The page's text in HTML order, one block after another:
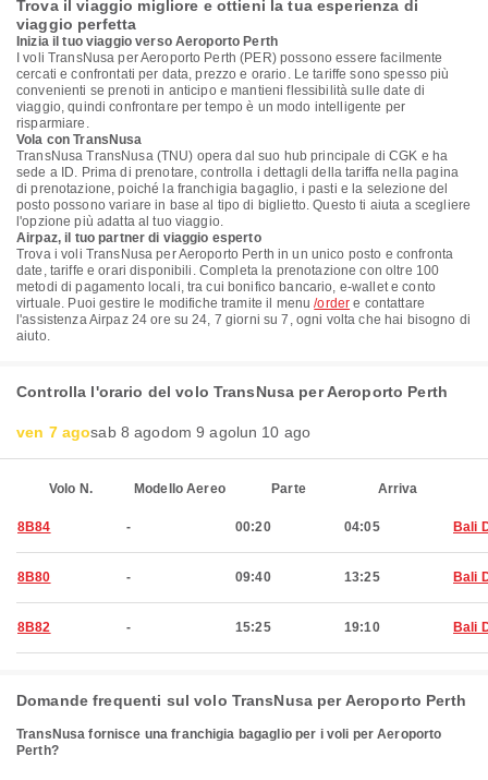
Trova il viaggio migliore e ottieni la tua esperienza di
viaggio perfetta
Inizia il tuo viaggio verso Aeroporto Perth
I voli TransNusa per Aeroporto Perth (PER) possono essere facilmente
cercati e confrontati per data, prezzo e orario. Le tariffe sono spesso più
convenienti se prenoti in anticipo e mantieni flessibilità sulle date di
viaggio, quindi confrontare per tempo è un modo intelligente per
risparmiare.
Vola con TransNusa
TransNusa TransNusa (TNU) opera dal suo hub principale di CGK e ha
sede a ID. Prima di prenotare, controlla i dettagli della tariffa nella pagina
di prenotazione, poiché la franchigia bagaglio, i pasti e la selezione del
posto possono variare in base al tipo di biglietto. Questo ti aiuta a scegliere
l'opzione più adatta al tuo viaggio.
Airpaz, il tuo partner di viaggio esperto
Trova i voli TransNusa per Aeroporto Perth in un unico posto e confronta
date, tariffe e orari disponibili. Completa la prenotazione con oltre 100
metodi di pagamento locali, tra cui bonifico bancario, e-wallet e conto
virtuale. Puoi gestire le modifiche tramite il menu/order e contattare
l'assistenza Airpaz 24 ore su 24, 7 giorni su 7, ogni volta che hai bisogno di
aiuto.
Controlla l'orario del volo TransNusa per Aeroporto Perth
ven 7 agosab 8 agodom 9 agolun 10 ago
Volo N. Modello Aereo Parte Arriva
8B84 - 00:20 04:05 Bali
8B80 - 09:40 13:25 Bali
8B82 - 15:25 19:10 Bali
Domande frequenti sul volo TransNusa per Aeroporto Perth
TransNusa fornisce una franchigia bagaglio per i voli per Aeroporto
Perth?